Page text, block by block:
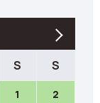
S S
1 2